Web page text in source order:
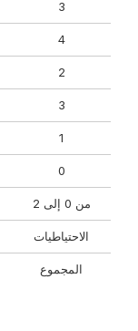
4
من 0 إلى 2
الاحتياطيات
المجموع